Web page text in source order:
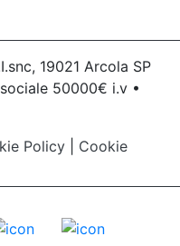
19021 Arcola SP
50000€ i.v •
Policy
Cookie